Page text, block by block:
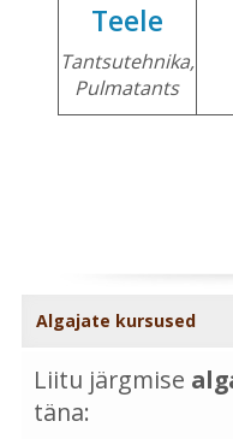
Teele
Tantsutehnika,
Pulmatants
Algajate kursused
Liitu järgmise
täna: